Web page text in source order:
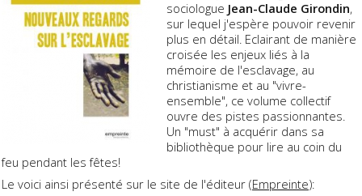
sociologue Jean-Claude Girondin,
sur lequel j'espère pouvoir revenir
plus en détail. Eclairant de manière
croisée les enjeux liés à la
mémoire de l'esclavage, au
christianisme et au "vivre-
ensemble", ce volume collectif
ouvre des pistes passionnantes.
Un "must" à acquérir dans sa
bibliothèque pour lire au coin du
feu pendant les fêtes!
Le voici ainsi présenté sur le site de l'éditeur (Empreinte):